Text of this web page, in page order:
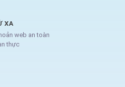
XA
web an toàn
thực